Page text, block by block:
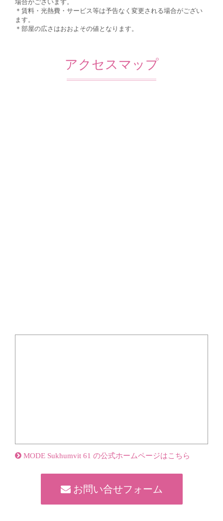
場合がございます。
＊賃料・光熱費・サービス等は予告なく変更される場合がござい
ます。
＊部屋の広さはおおよその値となります。
アクセスマップ
MODE Sukhumvit 61 の公式ホームページはこちら
お問い合せフォーム